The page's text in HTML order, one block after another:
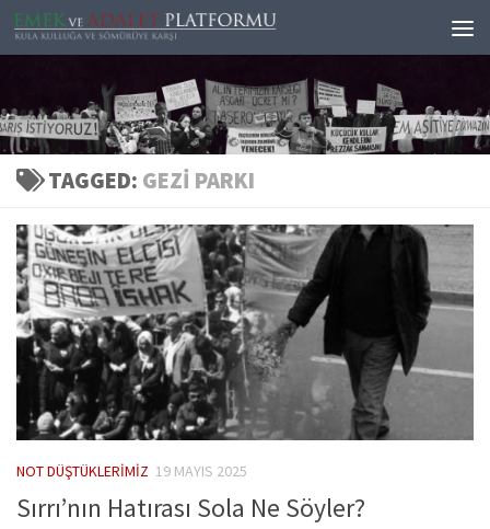
Skip to content
TAGGED: GEZI PARKI
NOT DÜŞTÜKLERIMIZ 19 MAYIS 2025
Sırrı’nın Hatırası Sola Ne Söyler?